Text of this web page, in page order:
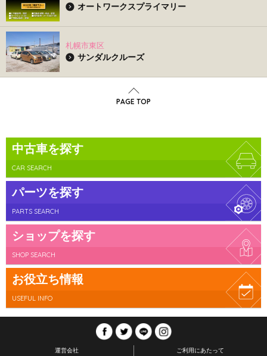
オートワークスプライマリー
札幌市東区
サンダルクルーズ
PAGE TOP
中古車を探す
CAR SEARCH
パーツを探す
PARTS SEARCH
ショップを探す
SHOP SEARCH
お役立ち情報
USEFUL INFO
運営会社 ご利用にあたって